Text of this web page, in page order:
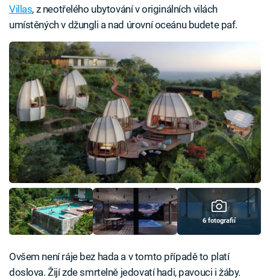
Villas, z neotřelého ubytování v originálních vilách
umístěných v džungli a nad úrovní oceánu budete paf.
6 fotografií
Ovšem není ráje bez hada a v tomto případě to platí
doslova. Žijí zde smrtelně jedovatí hadi, pavouci i žáby.